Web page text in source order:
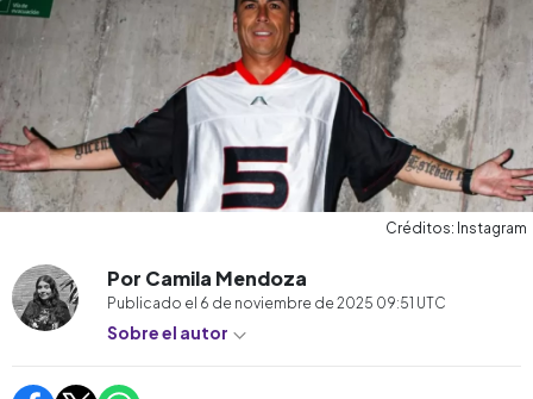
Créditos: Instagram
Por Camila Mendoza
Publicado el 6 de noviembre de 2025 09:51 UTC
Sobre el autor